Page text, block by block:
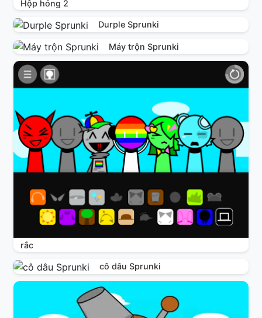
Hộp hỏng 2
Durple Sprunki
Máy trộn Sprunki
rắc
cô dâu Sprunki